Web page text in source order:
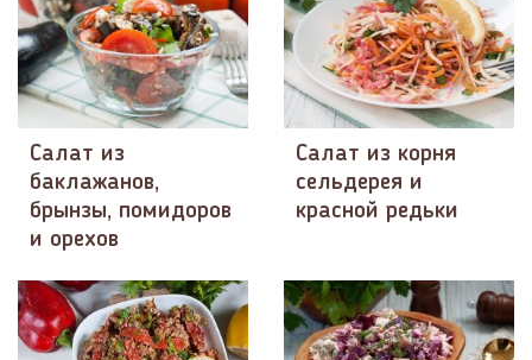
Салат из
баклажанов,
брынзы, помидоров
и орехов
Салат из корня
сельдерея и
красной редьки